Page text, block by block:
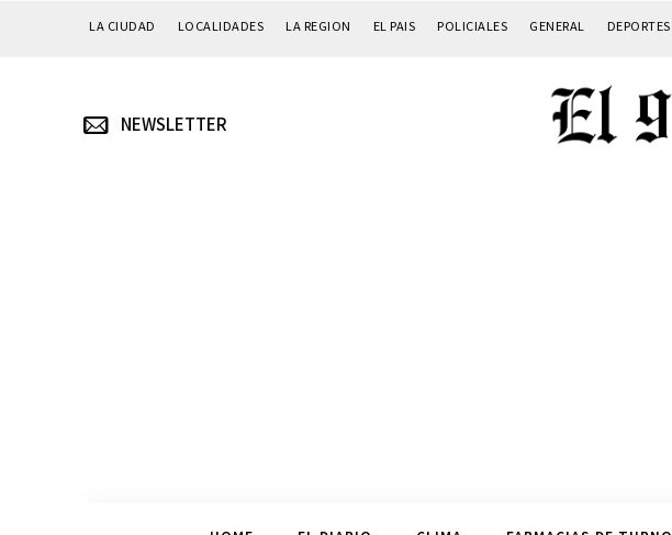
LA CIUDAD LOCALIDADES LA REGION EL PAIS POLICIALES GENERAL DEPORTES
NEWSLETTER